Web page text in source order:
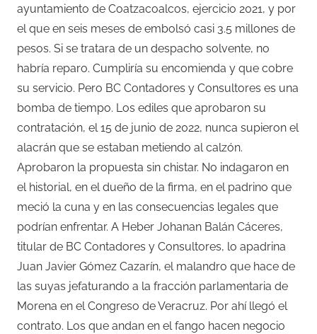
ayuntamiento de Coatzacoalcos, ejercicio 2021, y por
el que en seis meses de embolsó casi 3.5 millones de
pesos. Si se tratara de un despacho solvente, no
habría reparo. Cumpliría su encomienda y que cobre
su servicio. Pero BC Contadores y Consultores es una
bomba de tiempo. Los ediles que aprobaron su
contratación, el 15 de junio de 2022, nunca supieron el
alacrán que se estaban metiendo al calzón.
Aprobaron la propuesta sin chistar. No indagaron en
el historial, en el dueño de la firma, en el padrino que
meció la cuna y en las consecuencias legales que
podrían enfrentar. A Heber Johanan Balán Cáceres,
titular de BC Contadores y Consultores, lo apadrina
Juan Javier Gómez Cazarín, el malandro que hace de
las suyas jefaturando a la fracción parlamentaria de
Morena en el Congreso de Veracruz. Por ahí llegó el
contrato. Los que andan en el fango hacen negocio